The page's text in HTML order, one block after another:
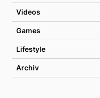
Videos
Games
Lifestyle
Archiv